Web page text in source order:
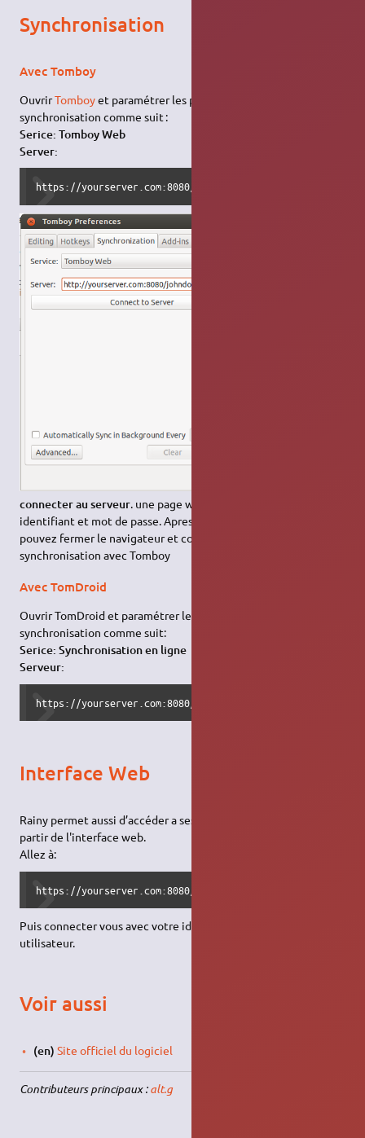
Synchronisation
Avec Tomboy
OuvrirTomboyet paramétrer les préférences de
synchronisation comme suit :
Serice: Tomboy Web
Server:
https://yourserver.com:8080/
connecter au serveur. une page web s'ouvre vous demandant
identifiant et mot de passe. Apres vous être connecté vous
pouvez fermer le navigateur et commencer la première
synchronisation avec Tomboy
Avec TomDroid
Ouvrir TomDroid et paramétrer les préférences de
synchronisation comme suit:
Serice: Synchronisation en ligne
Serveur:
https://yourserver.com:8080/username/password/
Interface Web
Rainy permet aussi d’accéder a ses notes, et de les modifier à
partir de l'interface web.
Allez à:
https://yourserver.com:8080/
Puis connecter vous avec votre identifiant et mot de passe
utilisateur.
Voir aussi
(en) Site officiel du logiciel
Contributeurs principaux :alt.g